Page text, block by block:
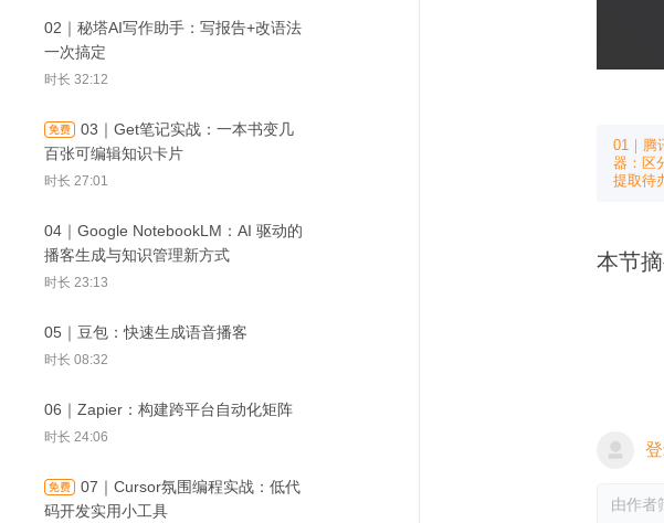
02｜秘塔AI写作助手：写报告+改语法
一次搞定
时长 32:12
03｜Get笔记实战：一本书变几
百张可编辑知识卡片
时长 27:01
04｜Google NotebookLM：AI 驱动的
播客生成与知识管理新方式
时长 23:13
05｜豆包：快速生成语音播客
时长 08:32
06｜Zapier：构建跨平台自动化矩阵
时长 24:06
07｜Cursor氛围编程实战：低代
码开发实用小工具
01｜腾
器：区
提取待
本节